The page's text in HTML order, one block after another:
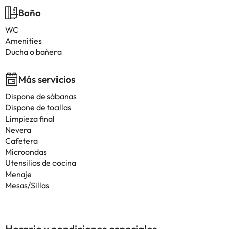
Baño
WC
Amenities
Ducha o bañera
Más servicios
Dispone de sábanas
Dispone de toallas
Limpieza final
Nevera
Cafetera
Microondas
Utensilios de cocina
Menaje
Mesas/Sillas